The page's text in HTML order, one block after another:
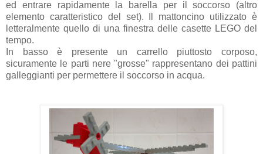
ed entrare rapidamente la barella per il soccorso (altro
elemento caratteristico del set). Il mattoncino utilizzato è
letteralmente quello di una finestra delle casette LEGO del
tempo.
In basso è presente un carrello piuttosto corposo,
sicuramente le parti nere "grosse" rappresentano dei pattini
galleggianti per permettere il soccorso in acqua.